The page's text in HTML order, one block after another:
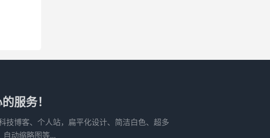
服务！
技博客、个人站，扁平化设计、简洁白色、超多
动缩略图等...